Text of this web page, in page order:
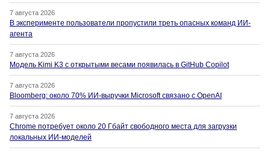
7 августа 2026
В эксперименте пользователи пропустили треть опасных команд ИИ-
агента
7 августа 2026
Модель Kimi K3 с открытыми весами появилась в GitHub Copilot
7 августа 2026
Bloomberg: около 70% ИИ-выручки Microsoft связано с OpenAI
7 августа 2026
Chrome потребует около 20 Гбайт свободного места для загрузки
локальных ИИ-моделей